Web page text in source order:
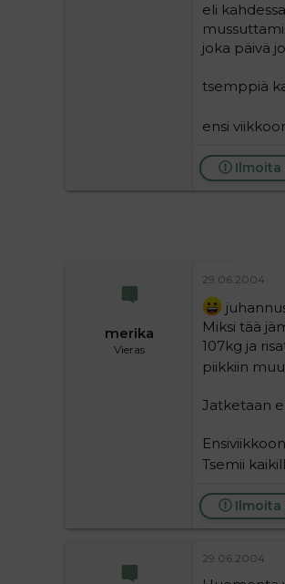
eli kahdessa
joka päivä
tsemppiä
ensi
Ilmoita
merika
Vieras
29.06.2004
Miksi tää
107kg ja
piikkiin
Jatketaan
Tsemii
Ilmoita
29.06.2004